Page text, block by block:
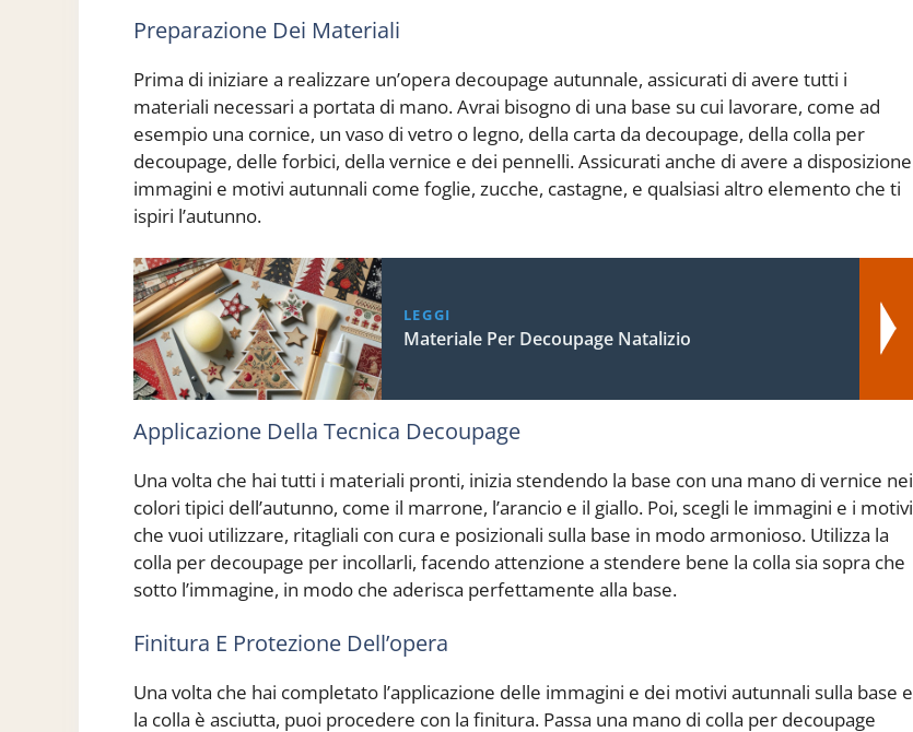
Preparazione Dei Materiali
Prima di iniziare a realizzare un’opera decoupage autunnale, assicurati di avere tutti i
materiali necessari a portata di mano. Avrai bisogno di una base su cui lavorare, come ad
esempio una cornice, un vaso di vetro o legno, della carta da decoupage, della colla per
decoupage, delle forbici, della vernice e dei pennelli. Assicurati anche di avere a disposizione
immagini e motivi autunnali come foglie, zucche, castagne, e qualsiasi altro elemento che ti
ispiri l’autunno.
LEGGI
Materiale Per Decoupage Natalizio
Applicazione Della Tecnica Decoupage
Una volta che hai tutti i materiali pronti, inizia stendendo la base con una mano di vernice nei
colori tipici dell’autunno, come il marrone, l’arancio e il giallo. Poi, scegli le immagini e i motivi
che vuoi utilizzare, ritagliali con cura e posizionali sulla base in modo armonioso. Utilizza la
colla per decoupage per incollarli, facendo attenzione a stendere bene la colla sia sopra che
sotto l’immagine, in modo che aderisca perfettamente alla base.
Finitura E Protezione Dell’opera
Una volta che hai completato l’applicazione delle immagini e dei motivi autunnali sulla base e
la colla è asciutta, puoi procedere con la finitura. Passa una mano di colla per decoupage